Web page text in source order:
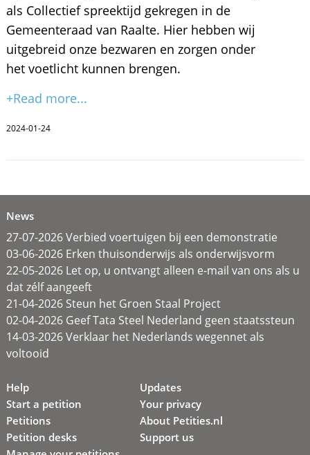
als Collectief spreektijd gekregen in de
Gemeenteraad van Raalte. Hier hebben wij
uitgebreid onze bezwaren en zorgen onder
het voetlicht kunnen brengen.
+Read more...
2024-01-24
News
27-07-2026 Verbied voertuigen bij een demonstratie
03-06-2026 Erken thuisonderwijs als onderwijsvorm
22-05-2026 Let op, u ontvangt alleen e-mail van ons als u
dat zélf aangeeft
21-04-2026 Steun het Groen Staal Project
02-04-2026 Geef Tata Steel Nederland geen staatssteun
14-03-2026 Verklaar het Nederlands wegennet als
voltooid
Help
Start a petition
Petitions
Petition desks
Updates
Your privacy
About Petities.nl
Support us